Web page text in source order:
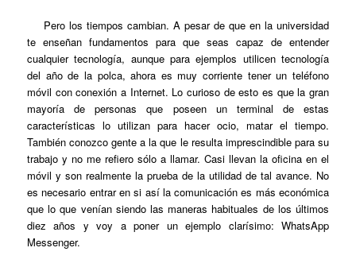
Pero los tiempos cambian. A pesar de que en la universidad
te enseñan fundamentos para que seas capaz de entender
cualquier tecnología, aunque para ejemplos utilicen tecnología
del año de la polca, ahora es muy corriente tener un teléfono
móvil con conexión a Internet. Lo curioso de esto es que la gran
mayoría de personas que poseen un terminal de estas
características lo utilizan para hacer ocio, matar el tiempo.
También conozco gente a la que le resulta imprescindible para su
trabajo y no me refiero sólo a llamar. Casi llevan la oficina en el
móvil y son realmente la prueba de la utilidad de tal avance. No
es necesario entrar en si así la comunicación es más económica
que lo que venían siendo las maneras habituales de los últimos
diez años y voy a poner un ejemplo clarísimo: WhatsApp
Messenger.